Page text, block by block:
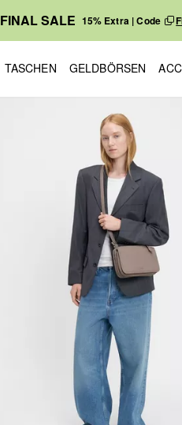
FINAL SALE 15% Extra | Code
TASCHEN GELDBÖRSEN